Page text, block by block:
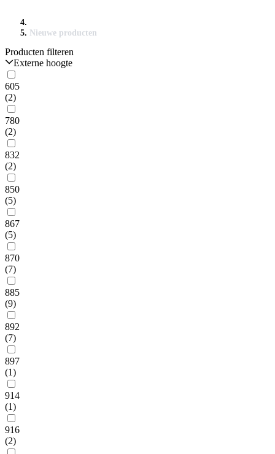
Nieuwe producten
Producten filteren
Externe hoogte
605
(2)
780
(2)
832
(2)
850
(5)
867
(5)
870
(7)
885
(9)
892
(7)
897
(1)
914
(1)
916
(2)